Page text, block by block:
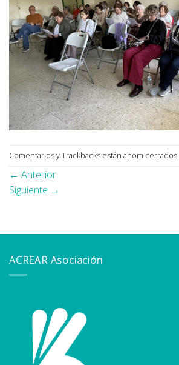
Comentarios y Trackbacks están ahora cerrados.
← Anterior
Siguiente →
ACREAR Asociación